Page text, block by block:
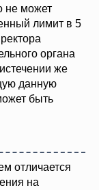
не может
лимит в 5
органа
же
данную
быть
отличается
на